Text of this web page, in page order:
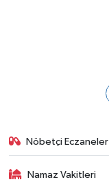
Nöbetçi Eczaneler
Namaz Vakitleri